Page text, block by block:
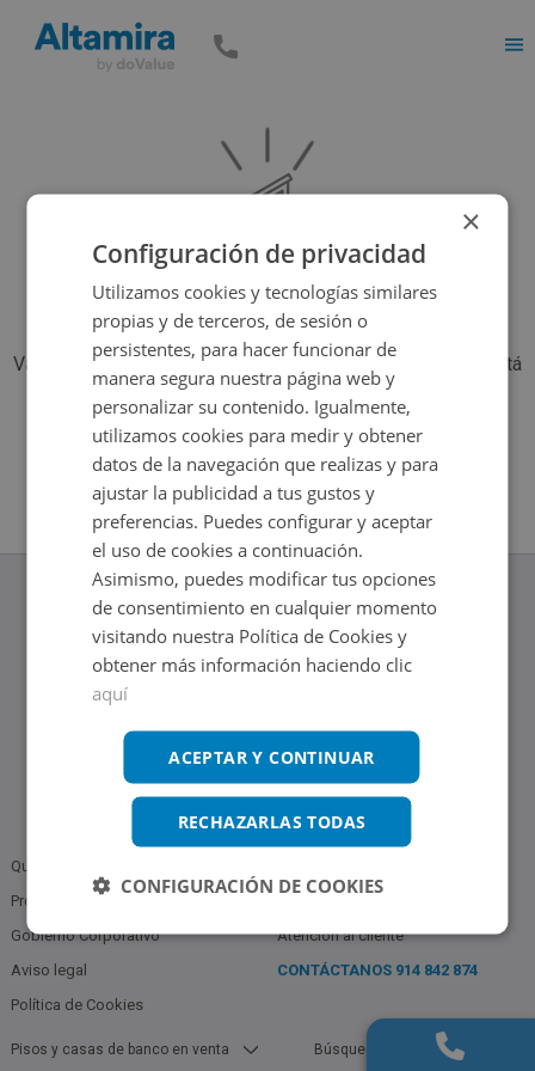
Vaya, parece que el inmueble que estás buscando ya no está
disponible, pero tenemos muchas más opciones...
Volver a buscar
Quiénes somos
Profesionales
Gobierno Corporativo
Aviso legal
Política de Cookies
Atención al cliente
CONTÁCTANOS 914 842 874
Pisos y casas de banco en venta Búsquedas populares
×
Configuración de privacidad
Utilizamos cookies y tecnologías similares
propias y de terceros, de sesión o
persistentes, para hacer funcionar de
manera segura nuestra página web y
personalizar su contenido. Igualmente,
utilizamos cookies para medir y obtener
datos de la navegación que realizas y para
ajustar la publicidad a tus gustos y
preferencias. Puedes configurar y aceptar
el uso de cookies a continuación.
Asimismo, puedes modificar tus opciones
de consentimiento en cualquier momento
visitando nuestra Política de Cookies y
obtener más información haciendo clic
aquí
ACEPTAR Y CONTINUAR
RECHAZARLAS TODAS
CONFIGURACIÓN DE COOKIES